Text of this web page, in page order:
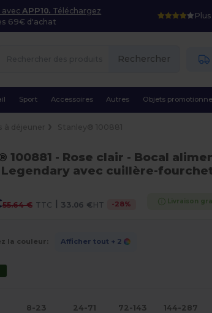
avecAPP10. Téléchargez
69€ d'achat
Rechercher
Sport Accessoires Autres Objets
100881 - Rose clair - Bocal
Legendary avec cuillère-
55.64 € TTC | 33.06 €HT -28% Livraison
la couleur: Afficher tout + 2
8-23 24-71 72-143 144-287